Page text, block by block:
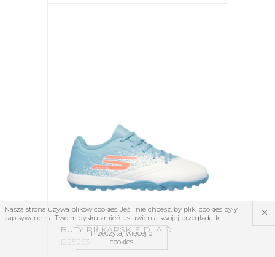
BUTY PIŁKARSKIE DLA DZIECI SKECHERS RAZOR 1.5 BIAŁE 252061L WTQP
B25253
Nasza strona używa plików cookies. Jeśli nie chcesz, by pliki cookies były
zapisywane na Twoim dysku zmień ustawienia swojej przeglądarki.
×
Przeczytaj więcej o
cookies